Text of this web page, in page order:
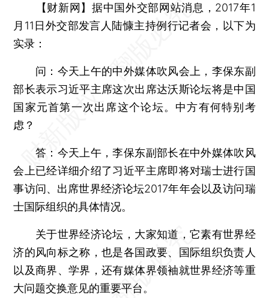
【财新网】据中国外交部网站消息，2017年1
月11日外交部发言人陆慷主持例行记者会，以下为
实录：
问：今天上午的中外媒体吹风会上，李保东副
部长表示习近平主席这次出席达沃斯论坛将是中国
国家元首第一次出席这个论坛。中方有何特别考
虑？
答：今天上午，李保东副部长在中外媒体吹风
会上已经详细介绍了习近平主席即将对瑞士进行国
事访问、出席世界经济论坛2017年年会以及访问瑞
士国际组织的具体情况。
关于世界经济论坛，大家知道，它素有世界经
济的风向标之称，也是各国政要、国际组织负责人
以及商界、学界，还有媒体界领袖就世界经济等重
大问题交换意见的重要平台。